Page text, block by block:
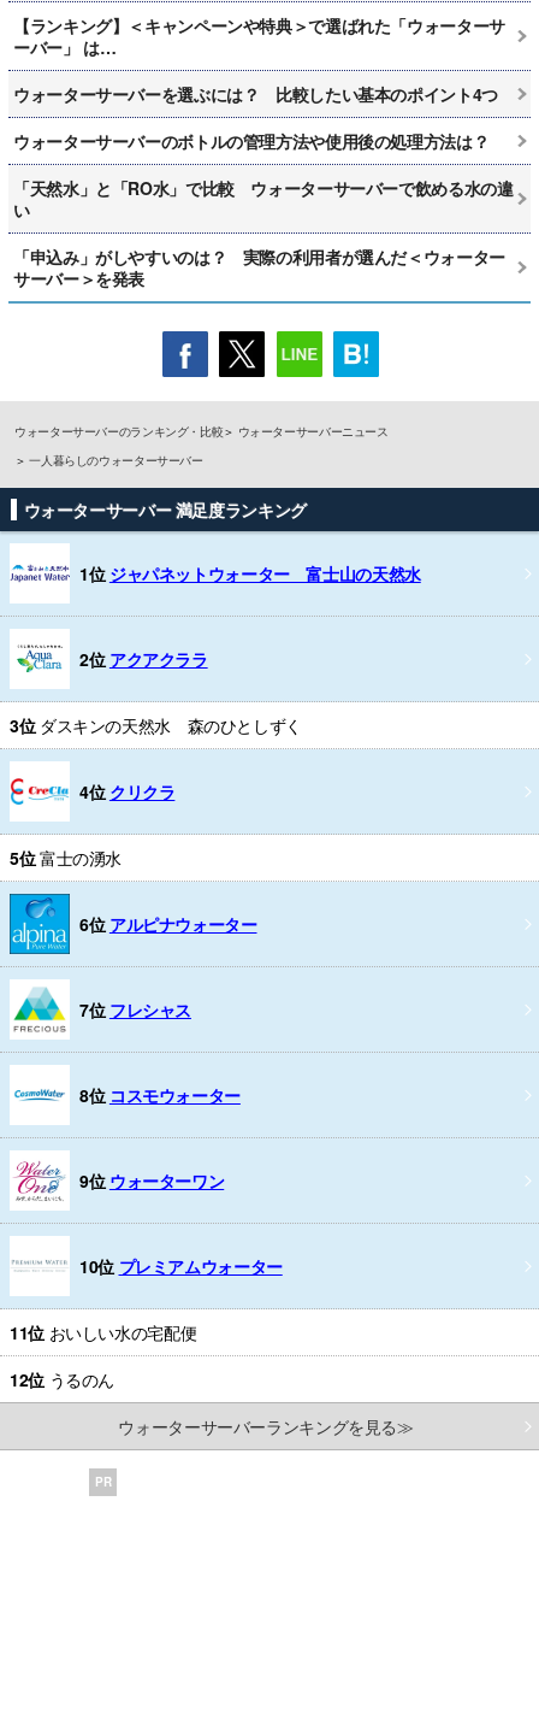
【ランキング】＜キャンペーンや特典＞で選ばれた「ウォーターサ
ーバー」 は…
ウォーターサーバーを選ぶには？ 比較したい基本のポイント4つ
ウォーターサーバーのボトルの管理方法や使用後の処理方法は？
「天然水」と「RO水」で比較 ウォーターサーバーで飲める水の違
い
「申込み」がしやすいのは？ 実際の利用者が選んだ＜ウォーター
サーバー＞を発表
ウォーターサーバーのランキング・比較
ウォーターサーバーニュース
一人暮らしのウォーターサーバー
ウォーターサーバー 満足度ランキング
1位 ジャパネットウォーター 富士山の天然水
2位 アクアクララ
3位 ダスキンの天然水 森のひとしずく
4位 クリクラ
5位富士の湧水
6位 アルピナウォーター
7位 フレシャス
8位 コスモウォーター
9位 ウォーターワン
10位 プレミアムウォーター
11位 おいしい水の宅配便
12位 うるのん
ウォーターサーバーランキングを見る≫
PR